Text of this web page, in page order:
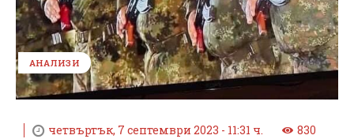
АНАЛИЗИ
четвъртък, 7 септември 2023 - 11:31 ч. 830